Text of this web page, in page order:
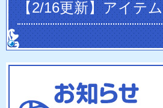
【2/16更新】アイテ